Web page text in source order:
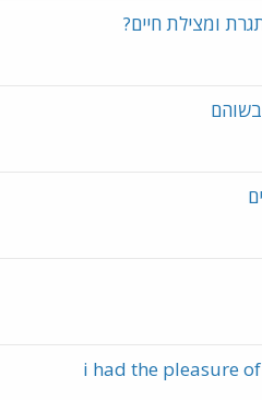
ומצילת חיים?
בשוהם
i had the pleasure